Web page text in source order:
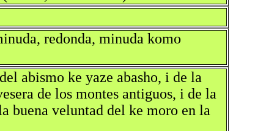
redonda, minuda komo
abismo ke yaze abasho, i de la
de los montes antiguos, i de la
buena veluntad del ke moro en la